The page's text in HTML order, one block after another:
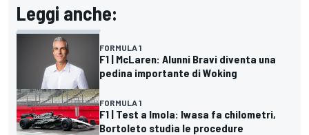
Leggi anche:
FORMULA 1
F1 | McLaren: Alunni Bravi diventa una
pedina importante di Woking
FORMULA 1
F1 | Test a Imola: Iwasa fa chilometri,
Bortoleto studia le procedure